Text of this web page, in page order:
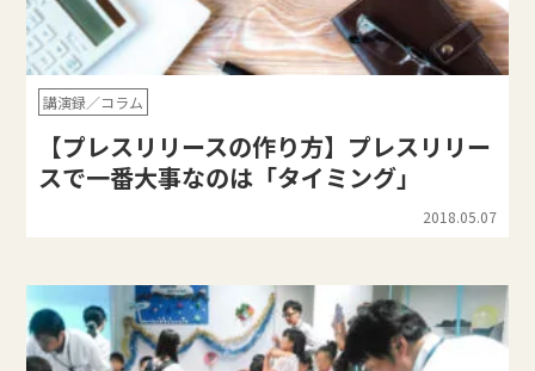
講演録／コラム
【プレスリリースの作り方】プレスリリー
スで一番大事なのは「タイミング」
2018.05.07